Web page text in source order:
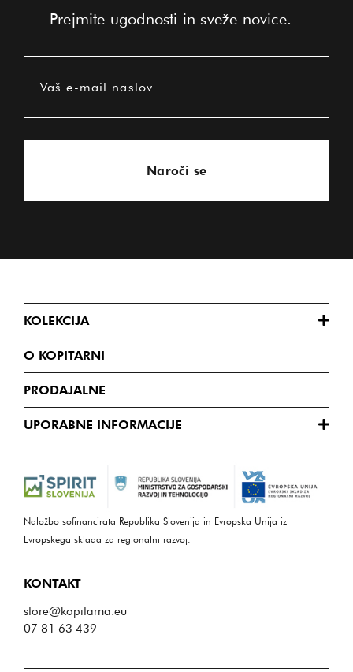
Prejmite ugodnosti in sveže novice.
Vaš e-mail naslov
Naroči se
KOLEKCIJA
O KOPITARNI
PRODAJALNE
UPORABNE INFORMACIJE
Naložbo sofinancirata Republika Slovenija in Evropska Unija iz
Evropskega sklada za regionalni razvoj.
KONTAKT
store@kopitarna.eu
07 81 63 439